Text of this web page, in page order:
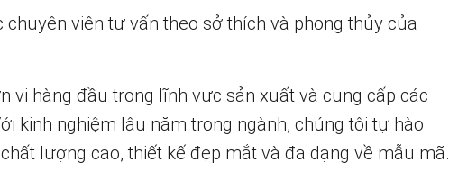
viên tư vấn theo sở thích và phong thủy của
vị hàng đầu trong lĩnh vực sản xuất và cung cấp các
kinh nghiệm lâu năm trong ngành, chúng tôi tự hào
lượng cao, thiết kế đẹp mắt và đa dạng về mẫu mã.